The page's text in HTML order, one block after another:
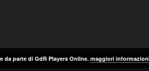
parte di GdR Players Online. maggiori